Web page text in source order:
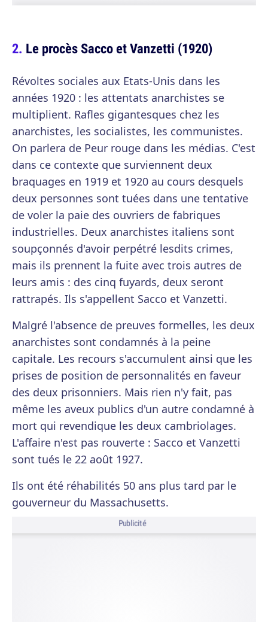
Le procès Sacco et Vanzetti (1920)
Révoltes sociales aux Etats-Unis dans les
années 1920 : les attentats anarchistes se
multiplient. Rafles gigantesques chez les
anarchistes, les socialistes, les communistes.
On parlera de Peur rouge dans les médias. C'est
dans ce contexte que surviennent deux
braquages en 1919 et 1920 au cours desquels
deux personnes sont tuées dans une tentative
de voler la paie des ouvriers de fabriques
industrielles. Deux anarchistes italiens sont
soupçonnés d'avoir perpétré lesdits crimes,
mais ils prennent la fuite avec trois autres de
leurs amis : des cinq fuyards, deux seront
rattrapés. Ils s'appellent Sacco et Vanzetti.
Malgré l'absence de preuves formelles, les deux
anarchistes sont condamnés à la peine
capitale. Les recours s'accumulent ainsi que les
prises de position de personnalités en faveur
des deux prisonniers. Mais rien n'y fait, pas
même les aveux publics d'un autre condamné à
mort qui revendique les deux cambriolages.
L'affaire n'est pas rouverte : Sacco et Vanzetti
sont tués le 22 août 1927.
Ils ont été réhabilités 50 ans plus tard par le
gouverneur du Massachusetts.
Publicité